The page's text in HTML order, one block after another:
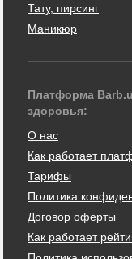
Тату, пирсинг
Маникюр
Платформа
здоровья:
О нас
Как работает
Тарифы
Политика
Договор оферты
Как работает